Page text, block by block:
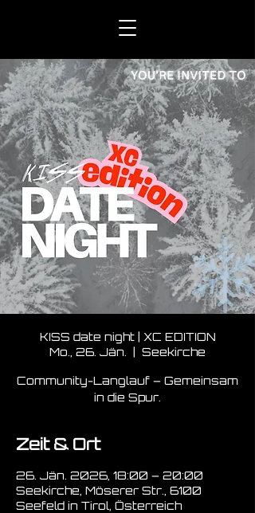
KISS date night | XC EDITION
Mo., 26. Jän.
  |
Seekirche
Community-Langlauf – Gemeinsam
in die Spur.
Zeit & Ort
26. Jän. 2026, 18:00 – 20:00
Seekirche, Möserer Str., 6100
Seefeld in Tirol, Österreich